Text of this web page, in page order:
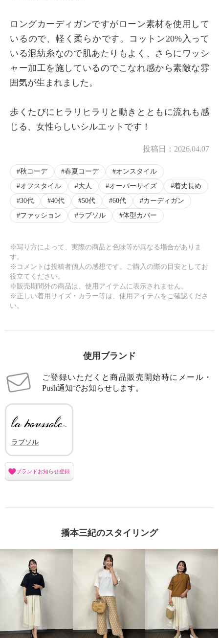
ロングカーディガンですがローン素材を使用して
いるので、軽く柔らかです。コットン20%入って
いる混紡糸なので肌あたりもよく、さらにワッシ
ャー加工を施しているのでこなれ感から素敵な雰
囲気が生まれました。
歩くたびにヒラリヒラリと動きとともに流れも感
じる、女性らしいシルエットです！
投稿日： 2026.04.07
秋コーデ 春夏コーデ
オンスタイル
オフスタイル
大人 オーバーサイズ
着丈長め
30代
40代 50代 60代
カーディガン
ファッション
ラブソル 体型カバー
※写り方によって、実際の商品と色味等が異なる場合がありま
す。
※コメントは投稿者個人の感想です。ご購入の際の目安としてお
役立てください。
※販売期間外の商品は、使用アイテムに表示されません。
※正しい着用サイズ・カラー等は、使用アイテムをご確認くださ
い。
使用ブランド
ご登録いただくと商品販売開始時にメール・
Push通知でお知らせします。
ラブソル
ブランドお知らせ登録
播本三紀のスタイリング